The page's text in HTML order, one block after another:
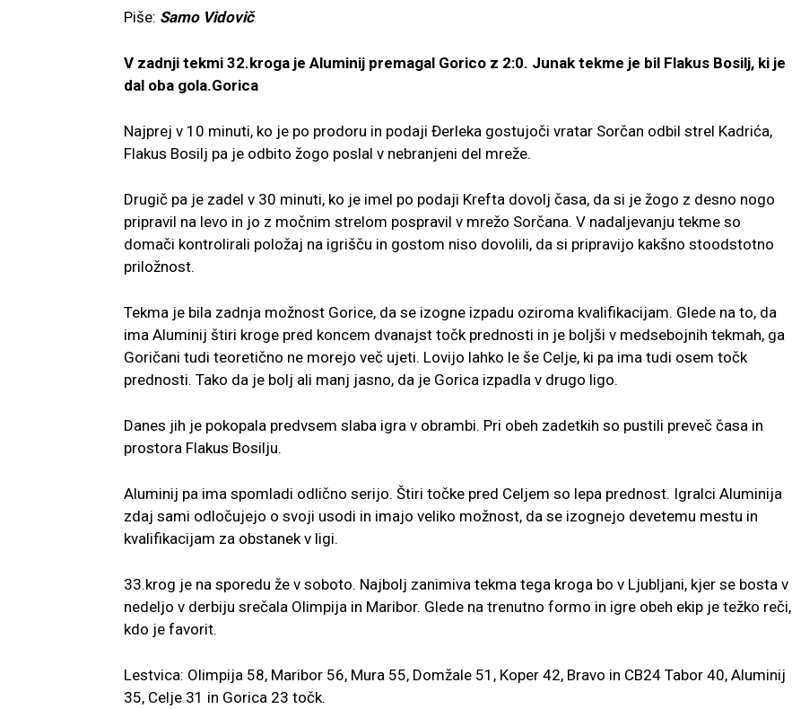
Piše: Samo Vidovič
V zadnji tekmi 32.kroga je Aluminij premagal Gorico z 2:0. Junak tekme je bil Flakus Bosilj, ki je
dal oba gola.Gorica
Najprej v 10 minuti, ko je po prodoru in podaji Đerleka gostujoči vratar Sorčan odbil strel Kadrića,
Flakus Bosilj pa je odbito žogo poslal v nebranjeni del mreže.
Drugič pa je zadel v 30 minuti, ko je imel po podaji Krefta dovolj časa, da si je žogo z desno nogo
pripravil na levo in jo z močnim strelom pospravil v mrežo Sorčana. V nadaljevanju tekme so
domači kontrolirali položaj na igrišču in gostom niso dovolili, da si pripravijo kakšno stoodstotno
priložnost.
Tekma je bila zadnja možnost Gorice, da se izogne izpadu oziroma kvalifikacijam. Glede na to, da
ima Aluminij štiri kroge pred koncem dvanajst točk prednosti in je boljši v medsebojnih tekmah, ga
Goričani tudi teoretično ne morejo več ujeti. Lovijo lahko le še Celje, ki pa ima tudi osem točk
prednosti. Tako da je bolj ali manj jasno, da je Gorica izpadla v drugo ligo.
Danes jih je pokopala predvsem slaba igra v obrambi. Pri obeh zadetkih so pustili preveč časa in
prostora Flakus Bosilju.
Aluminij pa ima spomladi odlično serijo. Štiri točke pred Celjem so lepa prednost. Igralci Aluminija
zdaj sami odločujejo o svoji usodi in imajo veliko možnost, da se izognejo devetemu mestu in
kvalifikacijam za obstanek v ligi.
33.krog je na sporedu že v soboto. Najbolj zanimiva tekma tega kroga bo v Ljubljani, kjer se bosta v
nedeljo v derbiju srečala Olimpija in Maribor. Glede na trenutno formo in igre obeh ekip je težko reči,
kdo je favorit.
Lestvica: Olimpija 58, Maribor 56, Mura 55, Domžale 51, Koper 42, Bravo in CB24 Tabor 40, Aluminij
35, Celje 31 in Gorica 23 točk.